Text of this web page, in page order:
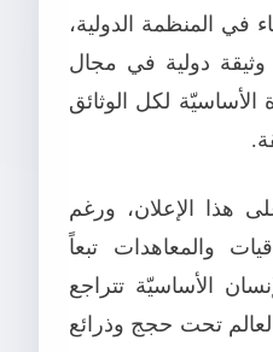
في المنظمة الدولية،
دولية في مجال
الأساسيّة لكل الوثائق
67 عاماً على هذا الإعلان، ورغم
والمعاهدات تبعاً
الأساسيّة تتراجع
تحت حجج وذرائع